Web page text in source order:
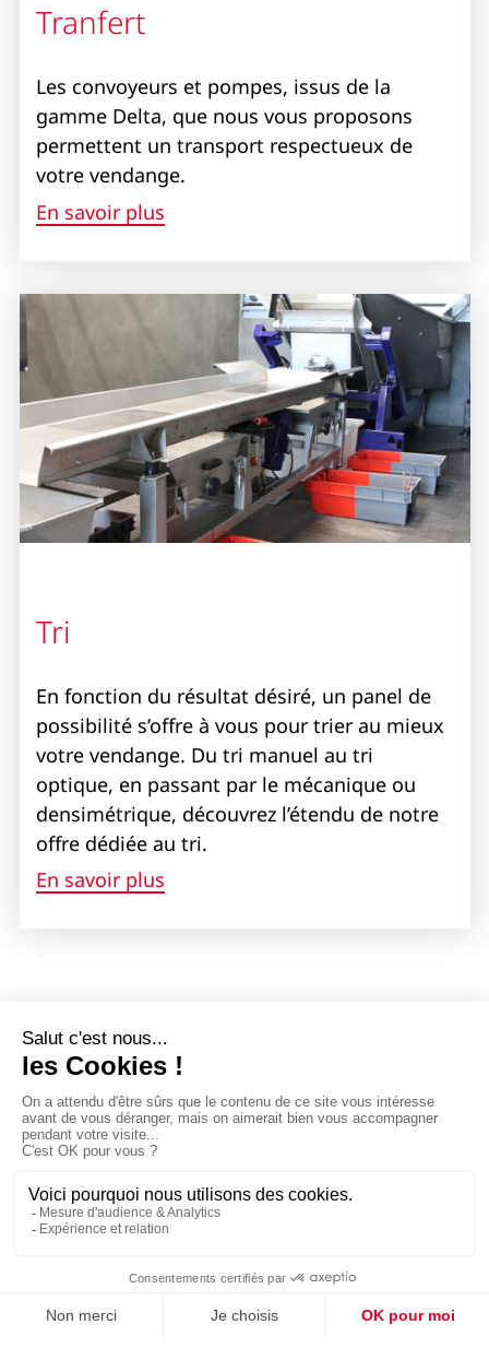
Tranfert
Les convoyeurs et pompes, issus de la
gamme Delta, que nous vous proposons
permettent un transport respectueux de
votre vendange.
En savoir plus
Tri
En fonction du résultat désiré, un panel de
possibilité s’offre à vous pour trier au mieux
votre vendange. Du tri manuel au tri
optique, en passant par le mécanique ou
densimétrique, découvrez l’étendu de notre
offre dédiée au tri.
En savoir plus
Données personnelles
Mentions légales
Plan du site
Programme éthique et conformité
Index de l’égalité femmes/hommes
Charte Handicap